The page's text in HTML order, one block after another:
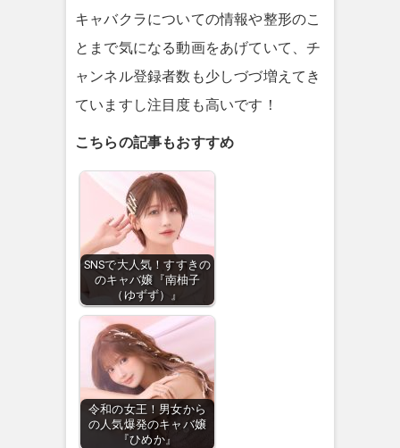
キャバクラについての情報や整形のこ
とまで気になる動画をあげていて、チ
ャンネル登録者数も少しづづ増えてき
ていますし注目度も高いです！
こちらの記事もおすすめ
SNSで大人気！すすきの
のキャバ嬢『南柚子
（ゆずず）』
令和の女王！男女から
の人気爆発のキャバ嬢
『ひめか』